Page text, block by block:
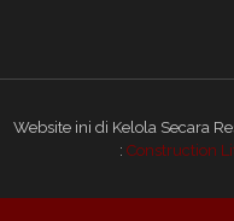
Website ini di Kelola Secara
: Construction